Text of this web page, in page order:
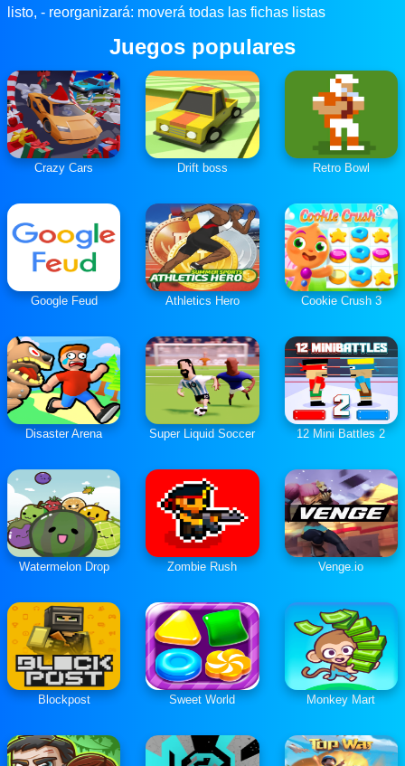
listo, - reorganizará: moverá todas las fichas listas
Juegos populares
Crazy Cars Drift boss Retro Bowl
Google Feud Athletics Hero Cookie Crush 3
Disaster Arena Super Liquid Soccer 12 Mini Battles 2
Watermelon Drop Zombie Rush Venge.io
Blockpost Sweet World Monkey Mart